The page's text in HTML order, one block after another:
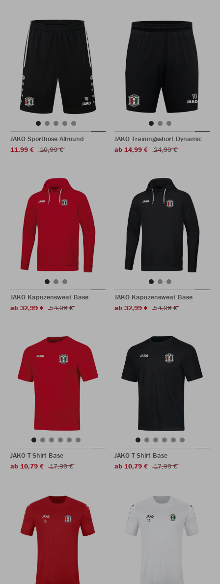
JAKO Sporthose Allround
11,99 €
19,99 €
JAKO Trainingsshort Dynamic
ab 14,99 €
24,99 €
JAKO Kapuzensweat Base
ab 32,99 €
54,99 €
JAKO Kapuzensweat Base
ab 32,99 €
54,99 €
JAKO T-Shirt Base
ab 10,79 €
17,99 €
JAKO T-Shirt Base
ab 10,79 €
17,99 €